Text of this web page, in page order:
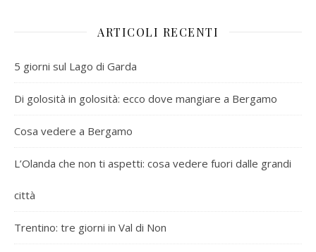
ARTICOLI RECENTI
5 giorni sul Lago di Garda
Di golosità in golosità: ecco dove mangiare a Bergamo
Cosa vedere a Bergamo
L’Olanda che non ti aspetti: cosa vedere fuori dalle grandi
città
Trentino: tre giorni in Val di Non